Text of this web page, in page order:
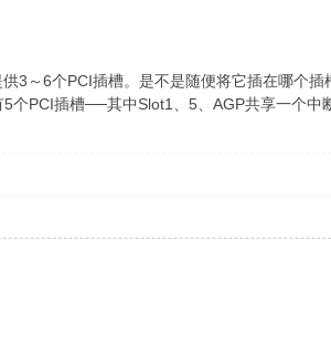
～6个PCI插槽。是不是随便将它插在哪个插
个PCI插槽──其中Slot1、5、AGP共享一个